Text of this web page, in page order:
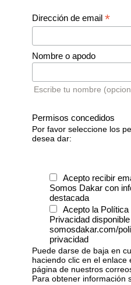
Dirección de email *
Nombre o apodo
Escribe tu nombre
Permisos concedidos
Por favor seleccione los
desea dar:
Acepto recibir
Somos Dakar con
destacada
Acepto la Política
Privacidad
somosdakar.com/
privacidad
Puede darse de baja en
haciendo clic en el enlace
página de nuestros
Para obtener información